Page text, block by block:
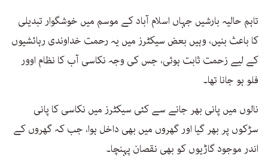
تاہم حالیہ بارشیں جہاں اسلام آباد کے موسم میں خوشگوار تبدیلی
کا باعث بنیں، وہیں بعض سیکٹرز میں یہ رحمت خداوندی رہائشیوں
کے لیے زحمت ثابت ہوئی، جس کی وجہ نکاسی آب کا نظام اوور
فلو ہو جانا تھا۔
نالوں میں پانی بھر جانے سے کئی سیکٹرز میں نکاسی کا پانی
سڑکوں پر بھر گیا اور گھروں میں بھی داخل ہوا، جب کہ گھروں کے
اندر موجود گاڑیوں کو بھی نقصان پہنچا۔